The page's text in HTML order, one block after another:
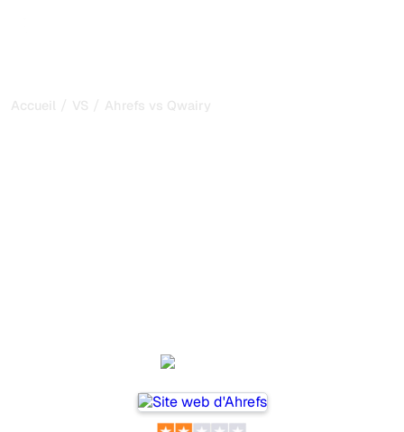
Accueil / VS / Ahrefs vs Qwairy